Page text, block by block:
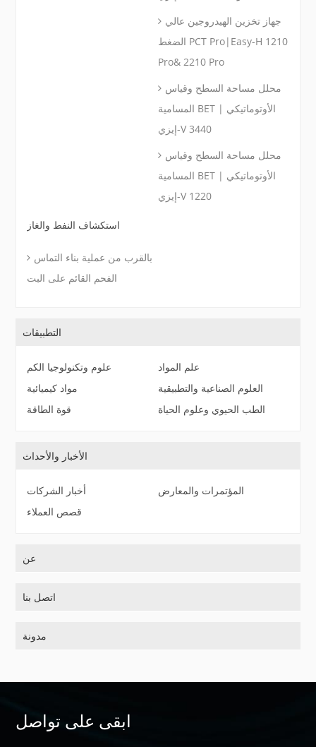
جهاز تخزين الهيدروجين عالي
الضغط PCT Pro|Easy-H 1210
Pro& 2210 Pro
محلل مساحة السطح وقياس
المسامية BET الأوتوماتيكي |
إيزي-V 3440
محلل مساحة السطح وقياس
المسامية BET الأوتوماتيكي |
إيزي-V 1220
استكشاف النفط والغاز
بالقرب من عملية بناء التماس
الفحم القائم على البت
التطبيقات
علوم وتكنولوجيا الكم
علم المواد
مواد كيميائية
العلوم الصناعية والتطبيقية
قوة الطاقة
الطب الحيوي وعلوم الحياة
الأخبار والأحداث
أخبار الشركات
المؤتمرات والمعارض
قصص العملاء
عن
اتصل بنا
مدونة
ابقى على تواصل